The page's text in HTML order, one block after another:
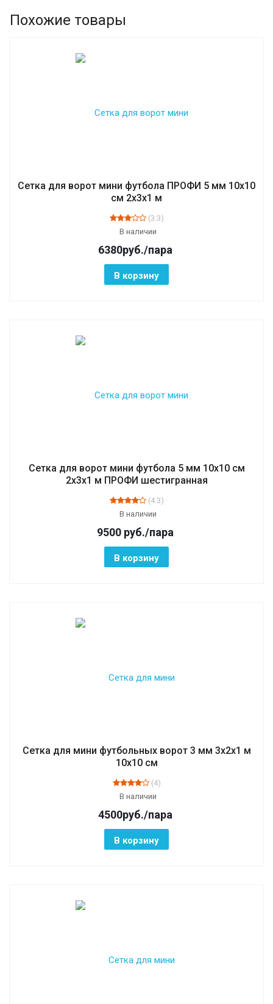
Похожие товары
Сетка для ворот мини футбола ПРОФИ 5 мм 10х10
см 2х3х1 м
(3.3)
В наличии
6380руб./пара
В корзину
Сетка для ворот мини футбола 5 мм 10х10 см
2х3х1 м ПРОФИ шестигранная
(4.3)
В наличии
9500 руб./пара
В корзину
Сетка для мини футбольных ворот 3 мм 3х2х1 м
10х10 см
(4)
В наличии
4500руб./пара
В корзину